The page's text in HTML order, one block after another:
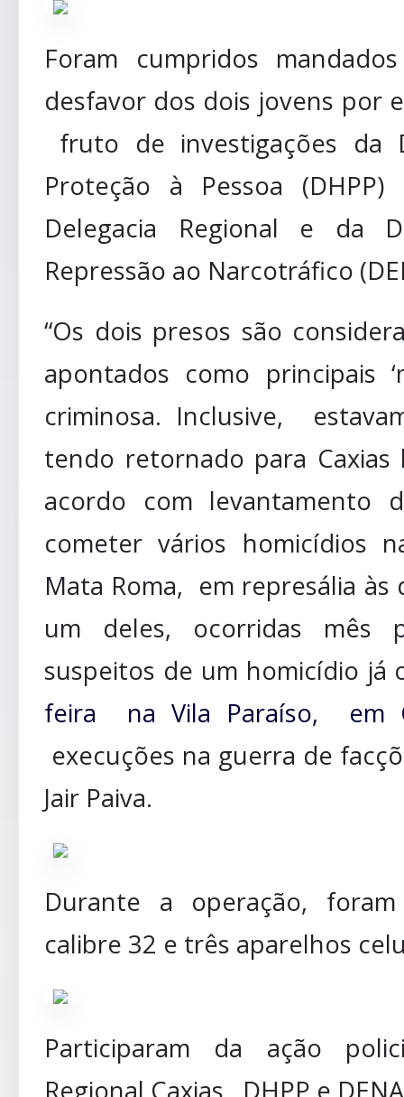
Foram cumpridos
desfavor dos dois jovens por
fruto de investigações da
Proteção à Pessoa
Delegacia Regional e da
Repressão ao Narcotráfico
“Os dois presos são
apontados como principais
criminosa. Inclusive,
tendo retornado para
acordo com levantamento
cometer vários homicídios
Mata Roma, em represália
um deles, ocorridas mês
suspeitos de um homicídio
feira na Vila Paraíso, em
execuções na guerra de
Jair Paiva.
Durante a operação,
calibre 32 e três aparelhos
Participaram da ação
Regional Caxias, DHPP e